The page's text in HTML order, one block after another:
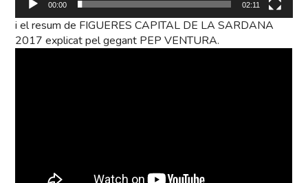
00:00 02:11
i el resum de FIGUERES CAPITAL DE LA SARDANA
2017 explicat pel gegant PEP VENTURA.